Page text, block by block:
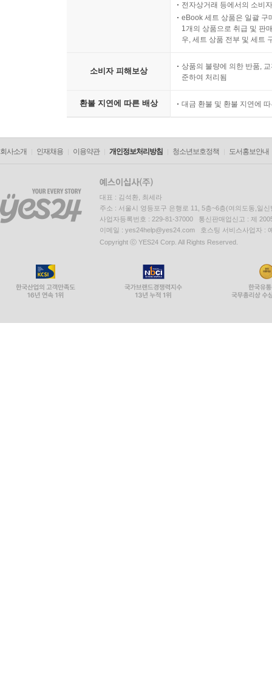
전자상거래 등에서의 소비
eBook 세트 상품은 일괄 구
1개의 상품으로 취급 및 판
우, 세트 상품 전부 및 세트
소비자 피해보상
상품의 불량에 의한 반품,
준하여 처리됨
환불 지연에 따른 배상 대금 환불 및 환불 지연에
회사소개 인재채용 이용약관 개인정보처리방침 청소년보호정책 도서홍보안내
대표 : 김석환, 최세라
주소 : 서울시 영등포구 은행로 11, 5층~6층(여의도동,일신
사업자등록번호 : 229-81-37000 통신판매업신고 : 제
이메일 : yes24help@yes24.com 호스팅 서비스사업자 :
Copyright ⓒ YES24 Corp. All Rights Reserved.